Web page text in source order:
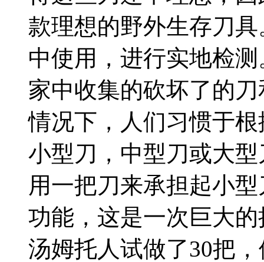
款理想的野外生存刀
中使用，进行实地检
家中收集的砍坏了的
情况下，人们习惯于
小型刀，中型刀或大
用一把刀来承担起小
功能，这是一次巨大
汤姆托人试做了30把